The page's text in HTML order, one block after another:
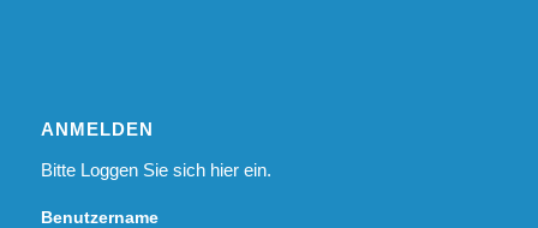
ANMELDEN
Bitte Loggen Sie sich hier ein.
Benutzername